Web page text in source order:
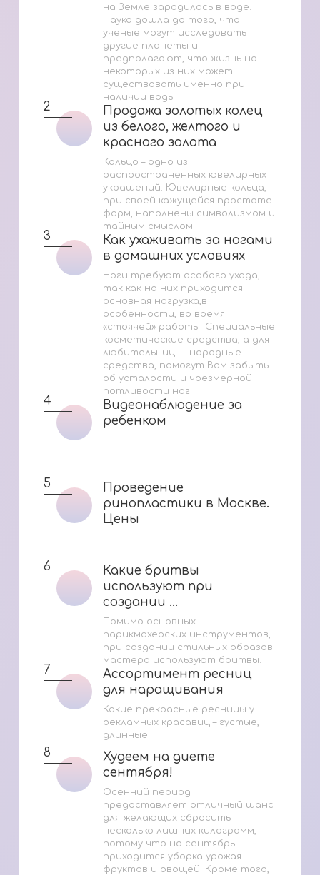
на Земле зародилась в воде.
Наука дошла до того, что
ученые могут исследовать
другие планеты и
предполагают, что жизнь на
некоторых из них может
существовать именно при
наличии воды.
2
Продажа золотых колец
из белого, желтого и
красного золота
Продажа золотых колец
из белого, желтого и
красного золота
Кольцо – одно из
распространенных ювелирных
украшений. Ювелирные кольца,
при своей кажущейся простоте
форм, наполнены символизмом и
тайным смыслом
3
Как ухаживать за ногами
в домашних условиях
Как ухаживать за ногами
в домашних условиях
Ноги требуют особого ухода,
так как на них приходится
основная нагрузка,в
особенности, во время
«стоячей» работы. Специальные
косметические средства, а для
любительниц — народные
средства, помогут Вам забыть
об усталости и чрезмерной
потливости ног
4
Видеонаблюдение за
ребенком
Видеонаблюдение за
ребенком
5
Проведение
ринопластики в Москве.
Цены
Проведение
ринопластики в Москве.
Цены
6
Какие бритвы
используют при
создании ...
Какие бритвы
используют при
создании ...
Помимо основных
парикмахерских инструментов,
при создании стильных образов
мастера используют бритвы.
7
Ассортимент ресниц
для наращивания
Ассортимент ресниц
для наращивания
Какие прекрасные ресницы у
рекламных красавиц – густые,
длинные!
8
Худеем на диете
сентября!
Худеем на диете
сентября!
Осенний период
предоставляет отличный шанс
для желающих сбросить
несколько лишних килограмм,
потому что на сентябрь
приходится уборка урожая
фруктов и овощей. Кроме того,